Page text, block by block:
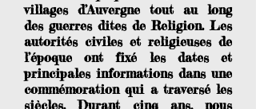
villages d’Auvergne tout au long
des guerres dites de Religion. Les
autorités civiles et religieuses de
l’époque ont fixé les dates et
principales informations dans une
commémoration qui a traversé les
siècles. Durant cinq ans, nous